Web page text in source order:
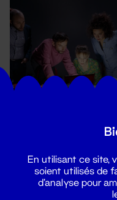
En utilisant ce site,
soient utilisés de
d'analyse pour